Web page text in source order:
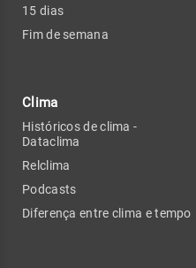
15 dias
Fim de semana
Clima
Históricos de clima -
Dataclima
Relclima
Podcasts
Diferença entre clima e tempo